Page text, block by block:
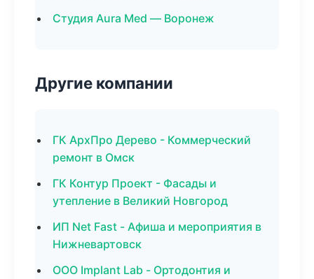
Студия Aura Med — Воронеж
Другие компании
ГК АрхПро Дерево - Коммерческий
ремонт в Омск
ГК Контур Проект - Фасады и
утепление в Великий Новгород
ИП Net Fast - Афиша и мероприятия в
Нижневартовск
ООО Implant Lab - Ортодонтия и